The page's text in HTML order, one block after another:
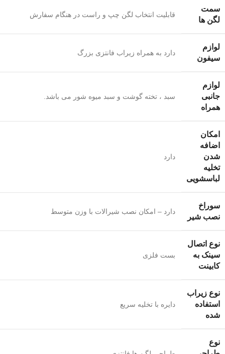
سمت
لگن ها
قابلیت انتخاب لگن چپ و راست در هنگام سفارش
لوازم
سیفون
دارد به همراه زیراب فانتزی بزرگ
لوازم
جانبی
همراه
سبد ، تخته گوشت و سبد میوه شور می باشد.
امکان
اضافه
شدن
تخلیه
لباسشویی
دارد
سوراخ
نصب شیر
دارد – امکان نصب شیرالات با وزن متوسط
نوع اتصال
سینک به
کابینت
بست فلزی
نوع زیراب
استفاده
شده
دایره با تخلیه سریع
نوع